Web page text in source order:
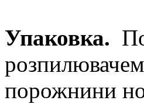
Упаковка.
порожнини